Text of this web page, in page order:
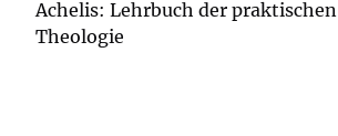
Achelis: Lehrbuch der praktischen
Theologie